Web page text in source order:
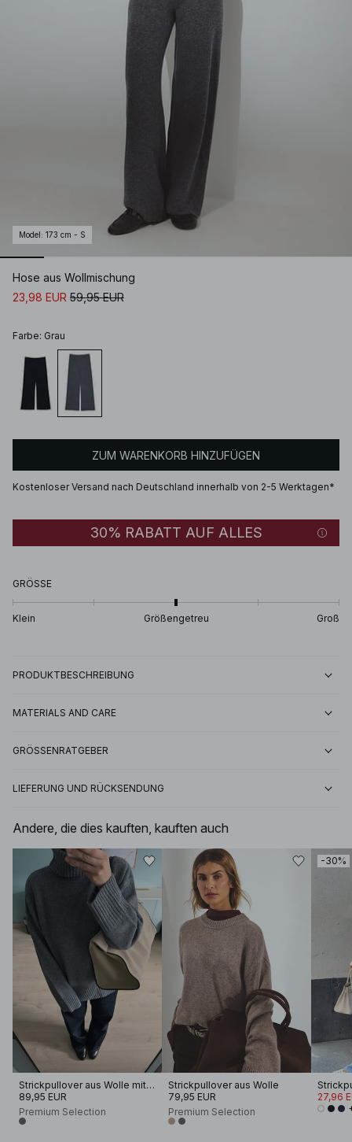
Model : 173 cm - S
Hose aus Wollmischung
23,98 EUR 59,95 EUR
Farbe: Grau
ZUM WARENKORB HINZUFÜGEN
Kostenloser Versand nach Deutschland innerhalb von 2-5 Werktagen*
30% RABATT AUF ALLES
GRÖSSE
Klein Größengetreu Groß
PRODUKTBESCHREIBUNG
MATERIALS AND CARE
GRÖSSENRATGEBER
LIEFERUNG UND RÜCKSENDUNG
Andere, die dies kauften, kauften auch
Strickpullover aus Wolle mit Rollkragen
89,95 EUR
Premium Selection
Strickpullover aus Wolle
79,95 EUR
Premium Selection
-30%
27,96